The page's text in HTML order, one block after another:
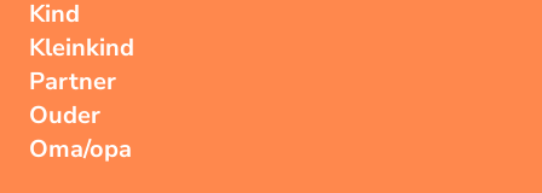
Kind
Kleinkind
Partner
Ouder
Oma/opa